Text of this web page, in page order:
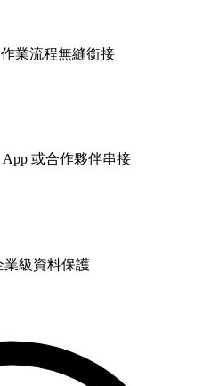
業流程無縫銜接
或合作夥伴串接
業級資料保護